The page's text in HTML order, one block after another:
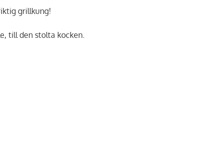
grillkung!
till den stolta kocken.